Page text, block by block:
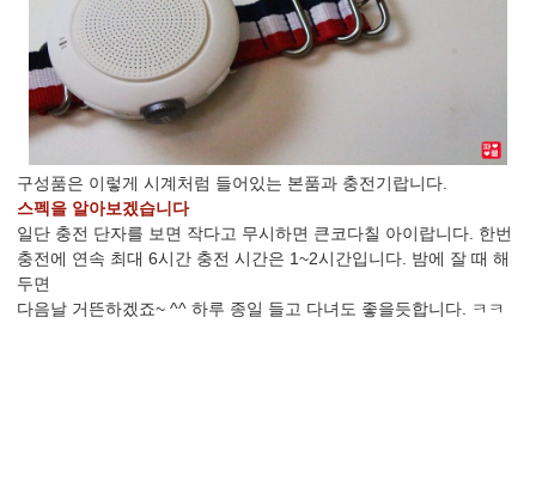
구성품은 이렇게 시계처럼 들어있는 본품과 충전기랍니다.
스펙을 알아보겠습니다
일단 충전 단자를 보면 작다고 무시하면 큰코다칠 아이랍니다. 한번
충전에 연속 최대 6시간 충전 시간은 1~2시간입니다. 밤에 잘 때 해
두면
다음날 거뜬하겠죠~ ^^ 하루 종일 들고 다녀도 좋을듯합니다. ㅋㅋ